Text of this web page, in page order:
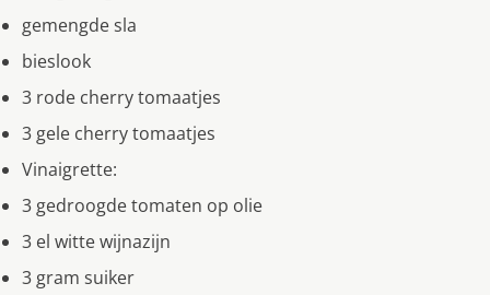
gemengde sla
bieslook
3 rode cherry tomaatjes
3 gele cherry tomaatjes
Vinaigrette:
3 gedroogde tomaten op olie
3 el witte wijnazijn
3 gram suiker